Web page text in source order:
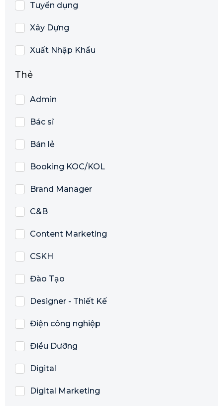
Tuyển dụng
Xây Dựng
Xuất Nhập Khẩu
Thẻ
Admin
Bác sĩ
Bán lẻ
Booking KOC/KOL
Brand Manager
C&B
Content Marketing
CSKH
Đào Tạo
Designer - Thiết Kế
Điện công nghiệp
Điều Dưỡng
Digital
Digital Marketing